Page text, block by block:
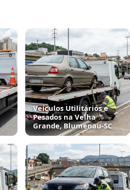
Veículos Utilitários e
Pesados na Velha
Grande, Blumenau‑SC